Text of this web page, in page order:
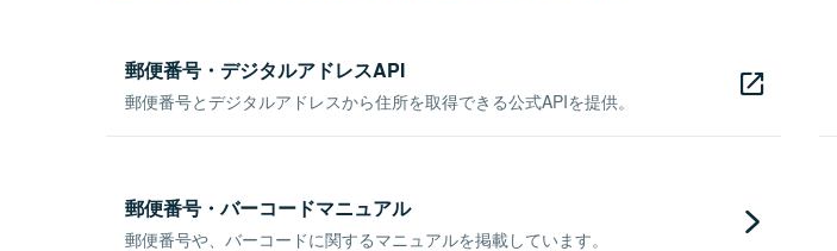
郵便番号・デジタルアドレスAPI
郵便番号とデジタルアドレスから住所を取得できる公式APIを提供。
郵便番号・バーコードマニュアル
郵便番号や、バーコードに関するマニュアルを掲載しています。